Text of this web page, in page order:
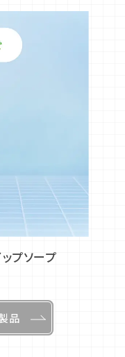
プソープ
品